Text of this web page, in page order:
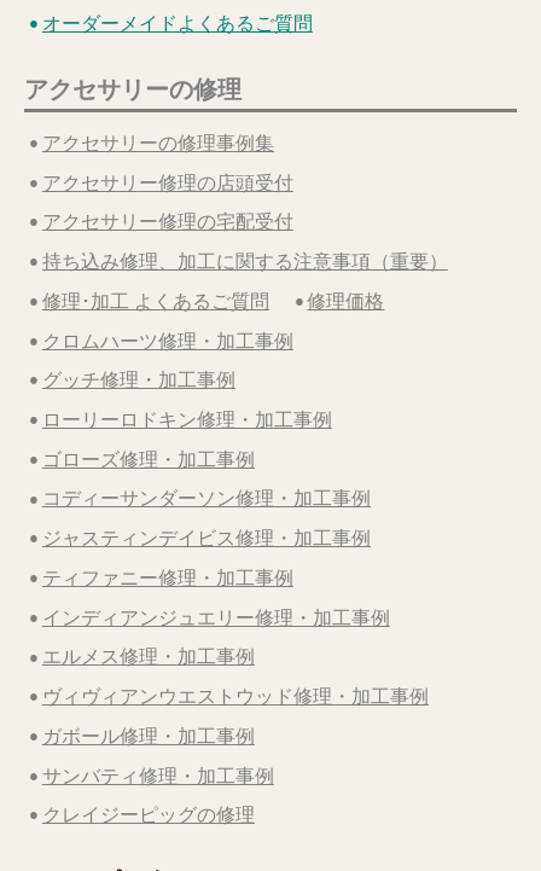
オーダーメイドよくあるご質問
アクセサリーの修理
アクセサリーの修理事例集
アクセサリー修理の店頭受付
アクセサリー修理の宅配受付
持ち込み修理、加工に関する注意事項（重要）
修理･加工 よくあるご質問
修理価格
クロムハーツ修理・加工事例
グッチ修理・加工事例
ローリーロドキン修理・加工事例
ゴローズ修理・加工事例
コディーサンダーソン修理・加工事例
ジャスティンデイビス修理・加工事例
ティファニー修理・加工事例
インディアンジュエリー修理・加工事例
エルメス修理・加工事例
ヴィヴィアンウエストウッド修理・加工事例
ガボール修理・加工事例
サンバティ修理・加工事例
クレイジーピッグの修理